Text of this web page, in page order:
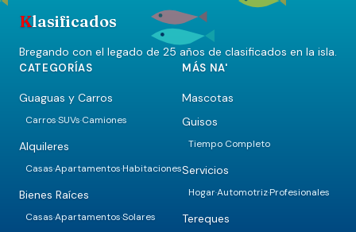
Klasificados
Bregando con el legado de 25 años de clasificados en la isla.
CATEGORÍAS
Guaguas y Carros
Carros·SUVs·Camiones
Alquileres
Casas·Apartamentos·Habitaciones
Bienes Raíces
Casas·Apartamentos·Solares
MÁS NA'
Mascotas
Guisos
Tiempo Completo
Servicios
Hogar·Automotriz·Profesionales
Tereques